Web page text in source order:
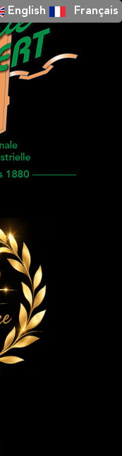
English Français